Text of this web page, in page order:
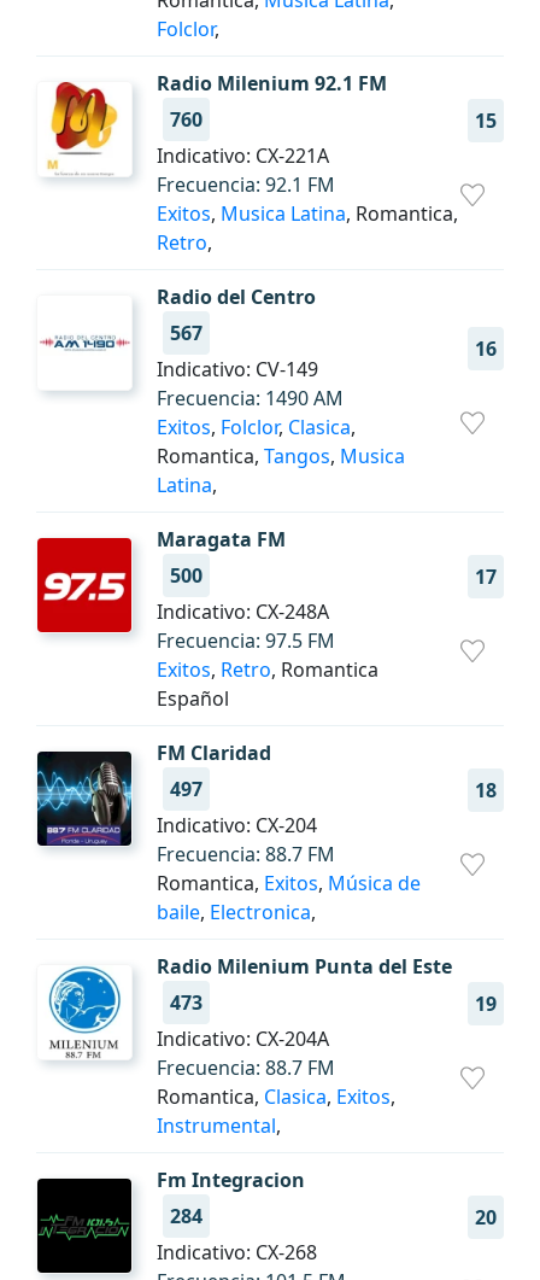
Folclor,
Radio Milenium 92.1 FM
15
760
Indicativo: CX-221A
Frecuencia: 92.1 FM
Exitos, Musica Latina, Romantica,
Retro,
Radio del Centro
16
567
Indicativo: CV-149
Frecuencia: 1490 AM
Exitos, Folclor, Clasica,
Romantica, Tangos, Musica
Latina,
Maragata FM
17
500
Indicativo: CX-248A
Frecuencia: 97.5 FM
Exitos, Retro, Romantica
Español
FM Claridad
18
497
Indicativo: CX-204
Frecuencia: 88.7 FM
Romantica, Exitos, Música de
baile, Electronica,
Radio Milenium Punta del Este
19
473
Indicativo: CX-204A
Frecuencia: 88.7 FM
Romantica, Clasica, Exitos,
Instrumental,
Fm Integracion
20
284
Indicativo: CX-268